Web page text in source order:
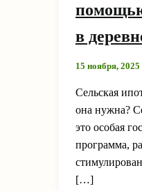
в
15 ноября, 2025
Сельская
она нужна?
это особая
программа,
[…]